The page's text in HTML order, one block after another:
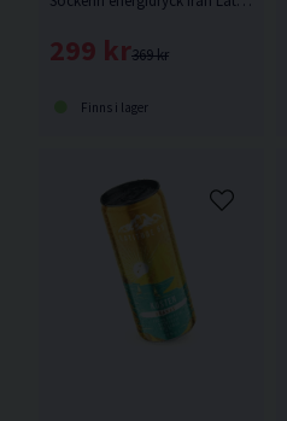
369 kr
299 kr
Finns i lager